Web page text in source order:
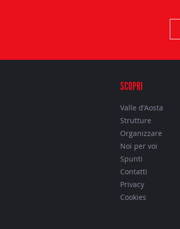
SCOPRI
Valle d'Aosta
Strutture
Organizzare
Noi per voi
Spunti
Contatti
Privacy
Cookies